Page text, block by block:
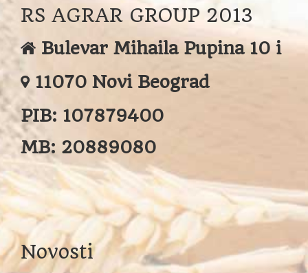
RS AGRAR GROUP 2013
Bulevar Mihaila Pupina 10 i
11070 Novi Beograd
PIB: 107879400
MB: 20889080
Novosti